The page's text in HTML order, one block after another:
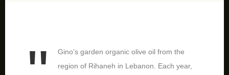
Gino’s garden organic olive oil from the
region of Rihaneh in Lebanon. Each year,